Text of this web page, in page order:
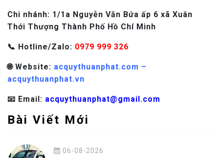
Chi nhánh: 1/1a Nguyễn Văn Bứa ấp 6 xã Xuân
Thới Thượng Thành Phố Hồ Chí Minh
📞 Hotline/Zalo: 0979 999 326
🌐 Website: acquythuanphat.com –
acquythuanphat.vn
📧 Email: acquythuanphat@gmail.com
Bài Viết Mới
06-08-2026